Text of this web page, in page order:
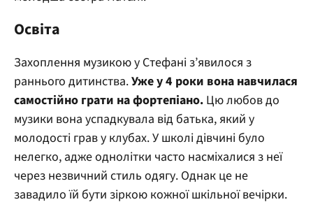
Освіта
Захоплення музикою у Стефані з’явилося з
раннього дитинства.Уже у 4 роки вона навчилася
самостійно грати на фортепіано. Цю любов до
музики вона успадкувала від батька, який у
молодості грав у клубах. У школі дівчині було
нелегко, адже однолітки часто насміхалися з неї
через незвичний стиль одягу. Однак це не
завадило їй бути зіркою кожної шкільної вечірки.